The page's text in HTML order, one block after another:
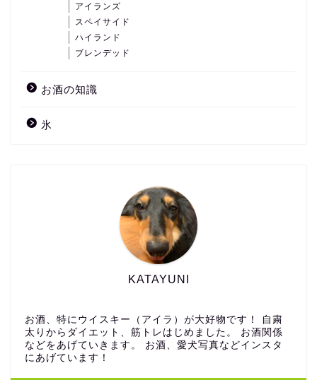
アイランズ
スペイサイド
ハイランド
ブレンデッド
お酒の知識
氷
KATAYUNI
お酒、特にウイスキー（アイラ）が大好物です！ 自粛
太りからダイエット、筋トレはじめました。 お酒関係
などをあげていきます。 お酒、愛犬写真などインスタ
にあげています！